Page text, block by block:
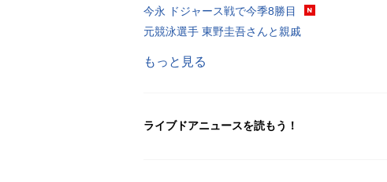
今永 ドジャース戦で今季8勝目
元競泳選手 東野圭吾さんと親戚
もっと見る
ライブドアニュースを読もう！